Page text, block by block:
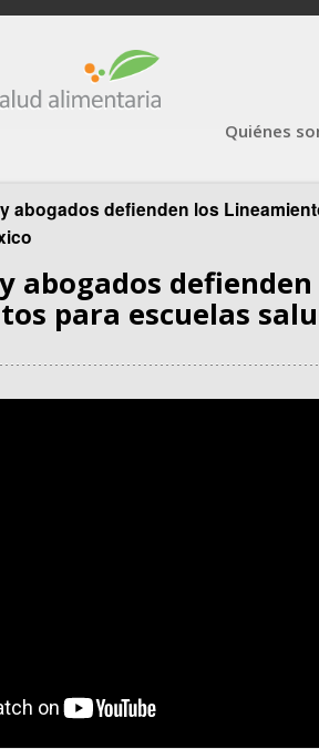
Quiénes
abogados defienden los
abogados
para escuelas